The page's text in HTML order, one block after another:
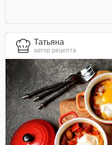
Татьяна
автор рецепта